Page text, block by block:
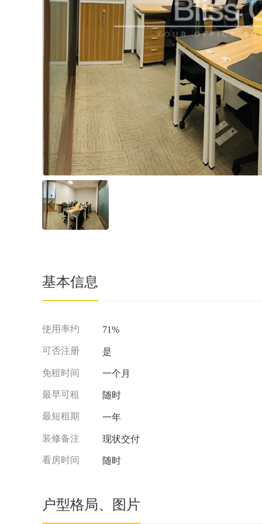
基本信息
使用率约 71%
可否注册 是
免租时间 一个月
最早可租 随时
最短租期 一年
装修备注 现状交付
看房时间 随时
户型格局、图片